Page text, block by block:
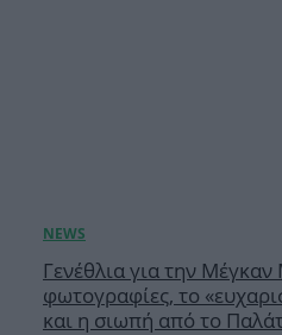
Γενέθλια για την
φωτογραφίες, το
και η σιωπή από το